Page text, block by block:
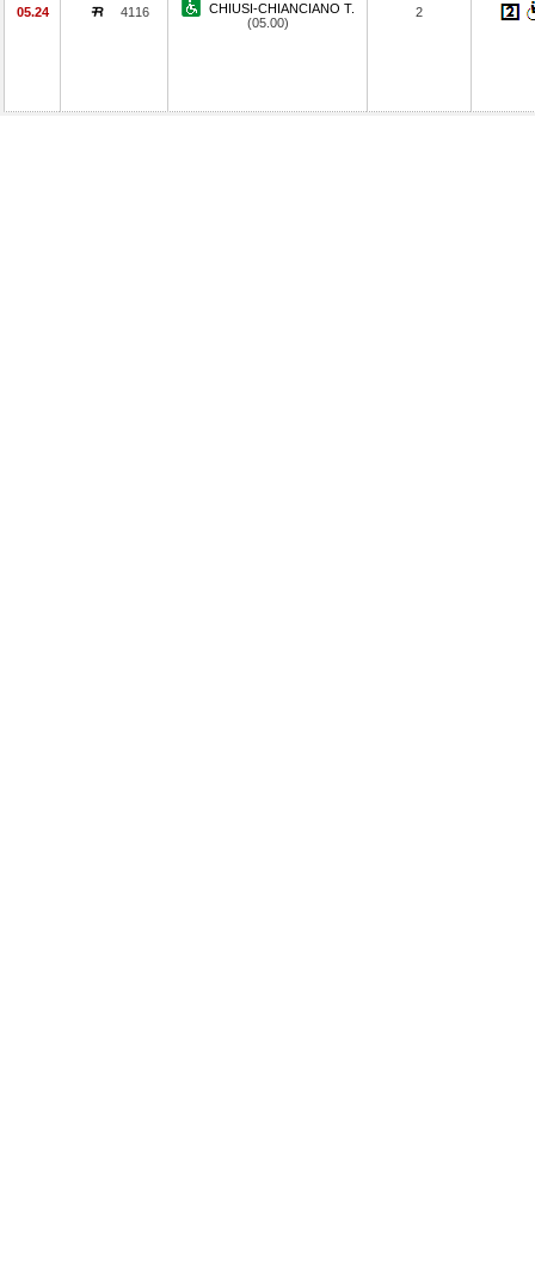
05.24 4116
CHIUSI-CHIANCIANO T.
(05.00)
2